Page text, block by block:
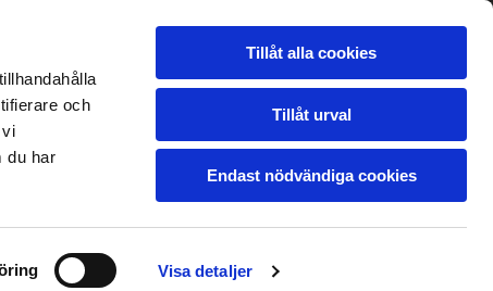
och
du har
Visa detaljer
Tillåt alla cookies
Tillåt urval
Endast nödvändiga cookies
Dygnet runt - Året runt!
020 - 54 54 54
SVERIGE AB